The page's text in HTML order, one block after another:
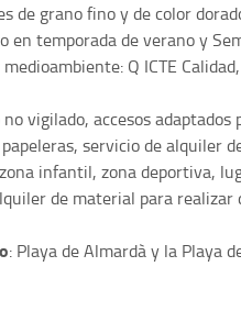
de grano fino y de color
en temporada de verano y
Q ICTE
vigilado, accesos
servicio de alquiler
infantil, zona deportiva,
de material para
: Playa de Almardà y la Playa